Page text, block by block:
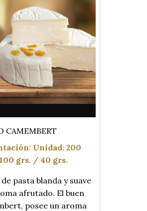
CAMEMBERT
: Unidad: 200
100 grs. / 40 grs.
pasta blanda y suave
afrutado. El buen
posee un aroma